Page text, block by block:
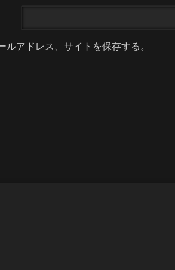
アドレス、サイトを保存する。